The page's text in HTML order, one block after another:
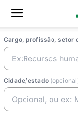
Cargo, profissão, setor
Cidade/estado (opcional)